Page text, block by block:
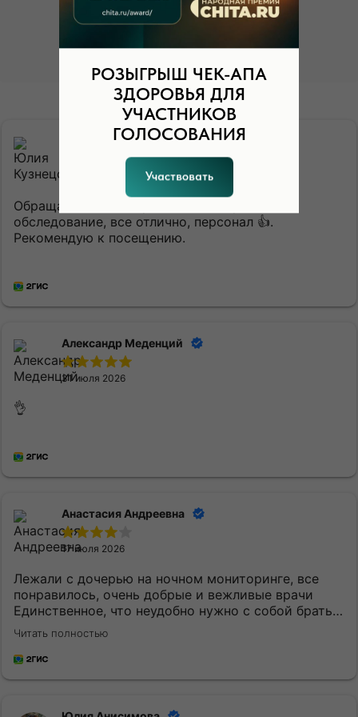
На основе1 037 оценок
Юлия Кузнецова
Обращалась сама, привозила маму на
обследование, все отлично, персонал 👍.
Рекомендую к посещению.
Александр Меденций
31 июля 2026
👌
Анастасия Андреевна
17 июля 2026
Лежали с дочерью на ночном мониторинге, все
понравилось, очень добрые и вежливые врачи
Единственное, что неудобно нужно с собой брать
постельное белье и маленькому ребенку
кипяченую воду
Читать полностью
РОЗЫГРЫШ ЧЕК-АПА
ЗДОРОВЬЯ ДЛЯ
УЧАСТНИКОВ
ГОЛОСОВАНИЯ
Участвовать